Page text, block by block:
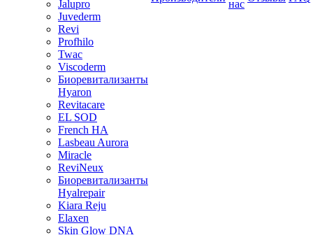
Jalupro
Juvederm
Revi
Profhilo
Twac
Viscoderm
Биоревитализанты
Hyaron
Revitacare
EL SOD
French HA
Lasbeau Aurora
Miracle
ReviNeux
Биоревитализанты
Hyalrepair
Kiara Reju
Elaxen
Skin Glow DNA
нас